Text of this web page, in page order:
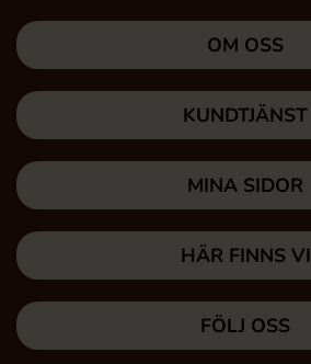
OM OSS
KUNDTJÄNST
MINA SIDOR
HÄR FINNS VI
FÖLJ OSS